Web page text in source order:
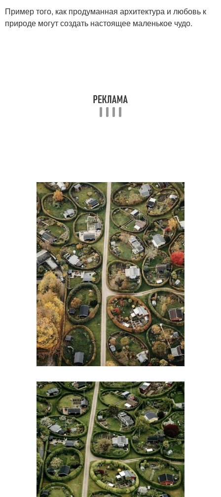
Пример того, как продуманная архитектура и любовь к
природе могут создать настоящее маленькое чудо.